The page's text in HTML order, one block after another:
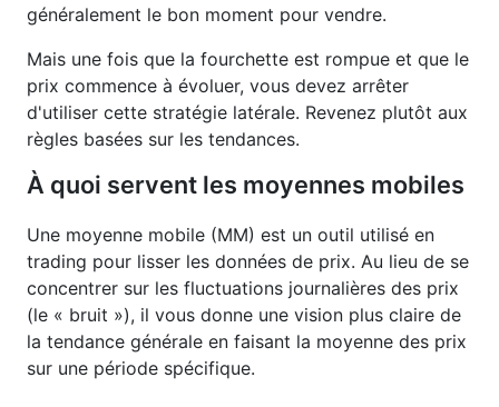
généralement le bon moment pour vendre.
Mais une fois que la fourchette est rompue et que le
prix commence à évoluer, vous devez arrêter
d'utiliser cette stratégie latérale. Revenez plutôt aux
règles basées sur les tendances.
À quoi servent les moyennes mobiles
Une moyenne mobile (MM) est un outil utilisé en
trading pour lisser les données de prix. Au lieu de se
concentrer sur les fluctuations journalières des prix
(le « bruit »), il vous donne une vision plus claire de
la tendance générale en faisant la moyenne des prix
sur une période spécifique.